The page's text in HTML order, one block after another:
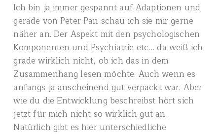
Ich bin ja immer gespannt auf Adaptionen und
gerade von Peter Pan schau ich sie mir gerne
näher an. Der Aspekt mit den psychologischen
Komponenten und Psychiatrie etc… da weiß ich
grade wirklich nicht, ob ich das in dem
Zusammenhang lesen möchte. Auch wenn es
anfangs ja anscheinend gut verpackt war. Aber
wie du die Entwicklung beschreibst hört sich
jetzt für mich nicht so wirklich gut an.
Natürlich gibt es hier unterschiedliche